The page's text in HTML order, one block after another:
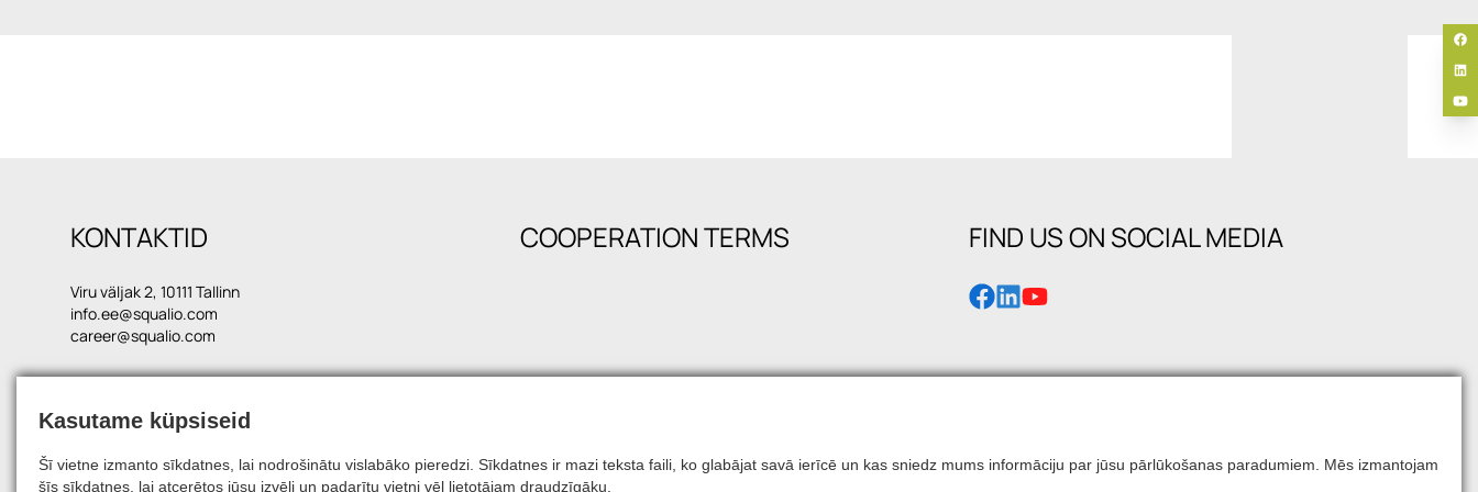
KONTAKTID
Viru väljak 2, 10111 Tallinn
info.ee@squalio.com
career@squalio.com
COOPERATION TERMS FIND US ON SOCIAL MEDIA
© 2026, SQUALIO
Kasutame küpsiseid
Šī vietne izmanto sīkdatnes, lai nodrošinātu vislabāko pieredzi. Sīkdatnes ir mazi teksta faili, ko glabājat savā ierīcē un kas sniedz mums informāciju par jūsu pārlūkošanas paradumiem. Mēs izmantojam
šīs sīkdatnes, lai atcerētos jūsu izvēli un padarītu vietni vēl lietotājam draudzīgāku.